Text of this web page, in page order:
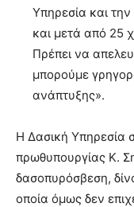
Υπηρεσία και
και μετά από 25
Πρέπει να
μπορούμε
ανάπτυξης».
Η Δασική Υπηρεσία
πρωθυπουργίας Κ.
δασοπυρόσβεση,
οποία όμως δεν